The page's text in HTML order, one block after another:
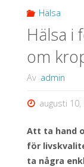
Hälsa
Hälsa i
om
Av admin
augusti 10,
Att ta hand
för
ta några